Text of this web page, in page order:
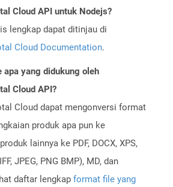
Cloud API untuk Nodejs?
lengkap dapat ditinjau di
Cloud Documentation.
apa yang didukung oleh
Cloud API?
Cloud dapat mengonversi format
produk apa pun ke
lainnya ke PDF, DOCX, XPS,
JPEG, PNG BMP), MD, dan
daftar lengkap format file yang